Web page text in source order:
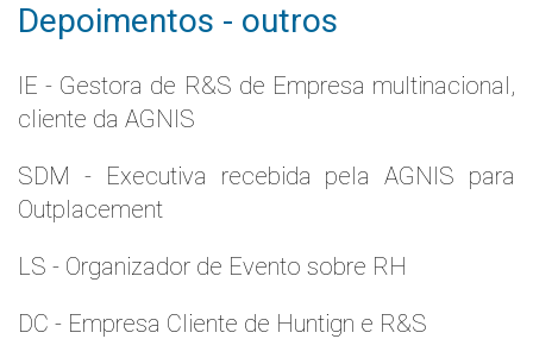
Depoimentos - outros
IE - Gestora de R&S de Empresa multinacional,
cliente da AGNIS
SDM - Executiva recebida pela AGNIS para
Outplacement
LS - Organizador de Evento sobre RH
DC - Empresa Cliente de Huntign e R&S